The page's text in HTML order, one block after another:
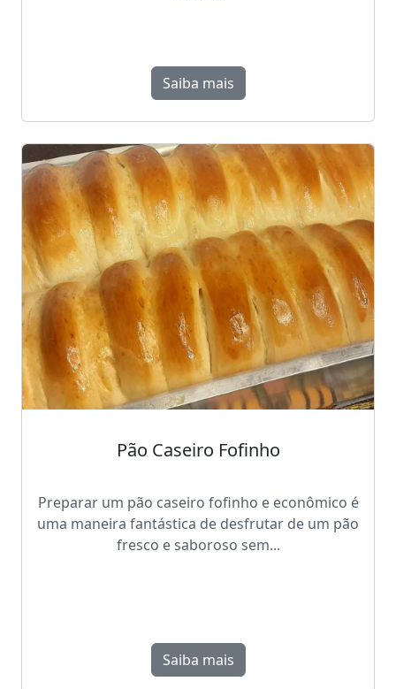
Saiba mais
Pão Caseiro Fofinho
Preparar um pão caseiro fofinho e econômico é
uma maneira fantástica de desfrutar de um pão
fresco e saboroso sem...
Saiba mais